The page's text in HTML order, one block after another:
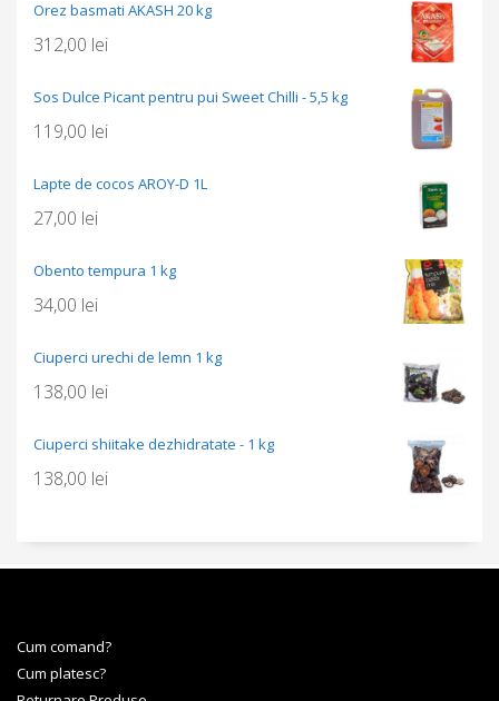
Orez basmati AKASH 20 kg
312,00 lei
Sos Dulce Picant pentru pui Sweet Chilli - 5,5 kg
119,00 lei
Lapte de cocos AROY-D 1L
27,00 lei
Obento tempura 1 kg
34,00 lei
Ciuperci urechi de lemn 1 kg
138,00 lei
Ciuperci shiitake dezhidratate - 1 kg
138,00 lei
Cum comand?
Cum platesc?